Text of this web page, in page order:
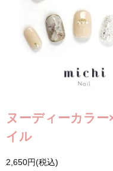
ヌーディーカラ
イル
2,650円(税込)